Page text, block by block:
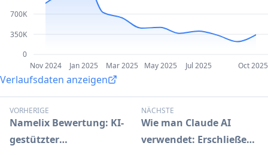
Nov 2024 Jan 2025 Mar 2025 May 2025 Jul 2025 Oct 2025
0
350K
700K
Verlaufsdaten anzeigen
VORHERIGE
Namelix Bewertung: KI-
gestützter
NÄCHSTE
Wie man Claude AI
verwendet: Erschließen